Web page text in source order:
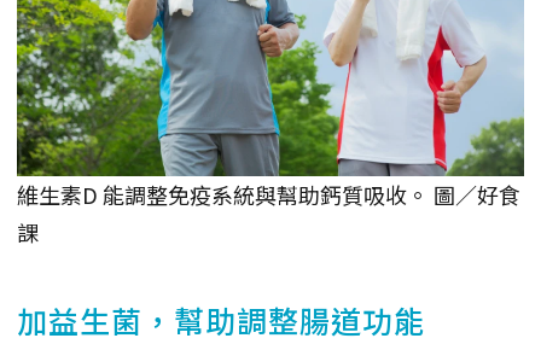
維生素D 能調整免疫系統與幫助鈣質吸收。 圖／好食
課
加益生菌，幫助調整腸道功能